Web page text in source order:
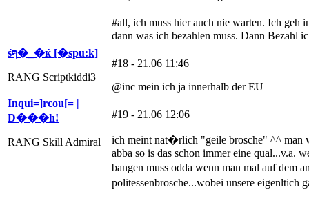
#all, ich muss hier auch nie warten. Ich
dann was ich bezahlen muss. Dann Bezahl
śףּ�_�ќ [�spu:k]
RANG Scriptkiddi3
#18 - 21.06 11:46
@inc mein ich ja innerhalb der EU
Inqui=]rcou[= |
D���h!
RANG Skill Admiral
#19 - 21.06 12:06
ich meint nat�rlich "geile brosche" ^^
abba so is das schon immer eine qual...v.a.
bangen muss odda wenn man mal auf dem
politessenbrosche...wobei unsere